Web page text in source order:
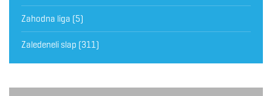
Zahodna liga (5)
Zaledeneli slap (311)